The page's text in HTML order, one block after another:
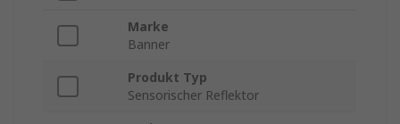
Marke
Banner
Produkt Typ
Sensorischer Reflektor